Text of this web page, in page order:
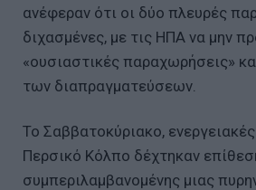
ανέφεραν ότι οι δύο πλευρές
διχασμένες, με τις ΗΠΑ να μην
«ουσιαστικές παραχωρήσεις»
των διαπραγματεύσεων.
Το Σαββατοκύριακο,
Περσικό Κόλπο δέχτηκαν
συμπεριλαμβανομένης μιας